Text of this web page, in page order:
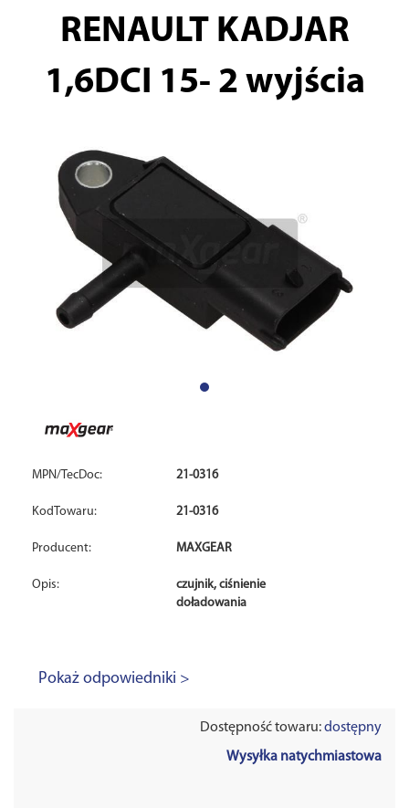
RENAULT KADJAR
1,6DCI 15- 2 wyjścia
MPN/TecDoc: 21-0316
KodTowaru: 21-0316
Producent: MAXGEAR
Opis:
czujnik, ciśnienie
doładowania
Pokaż odpowiedniki >
Dostępność towaru:dostępny
Wysyłka natychmiastowa